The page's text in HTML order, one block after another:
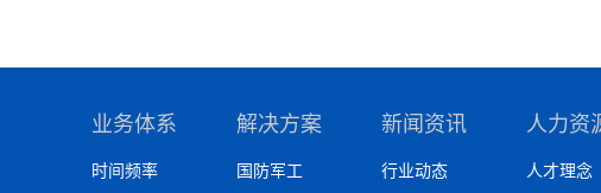
业务体系
时间频率
解决方案
国防军工
新闻资讯
行业动态
人力资
人才理念